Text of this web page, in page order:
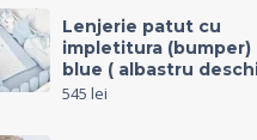
Lenjerie patut cu
impletitura (bumper)
blue ( albastru
545 lei